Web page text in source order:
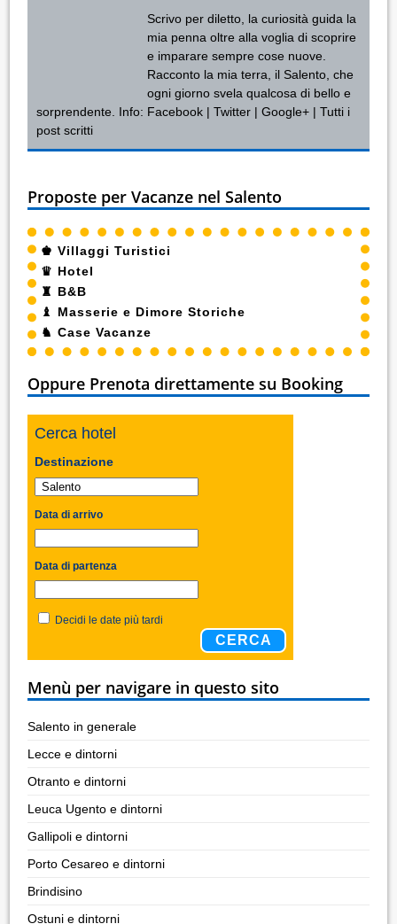
Scrivo per diletto, la curiosità guida la
mia penna oltre alla voglia di scoprire
e imparare sempre cose nuove.
Racconto la mia terra, il Salento, che
ogni giorno svela qualcosa di bello e
sorprendente. Info: Facebook |Twitter |Google+ |Tutti i
post scritti
Proposte per Vacanze nel Salento
♚Villaggi Turistici
♛ Hotel
♜ B&B
♝ Masserie e Dimore Storiche
♞Case Vacanze
Oppure Prenota direttamente su Booking
Cerca hotel
Destinazione
Data di arrivo
Data di partenza
Decidi le date più tardi
CERCA
Menù per navigare in questo sito
Salento in generale
Lecce e dintorni
Otranto e dintorni
Leuca Ugento e dintorni
Gallipoli e dintorni
Porto Cesareo e dintorni
Brindisino
Ostuni e dintorni